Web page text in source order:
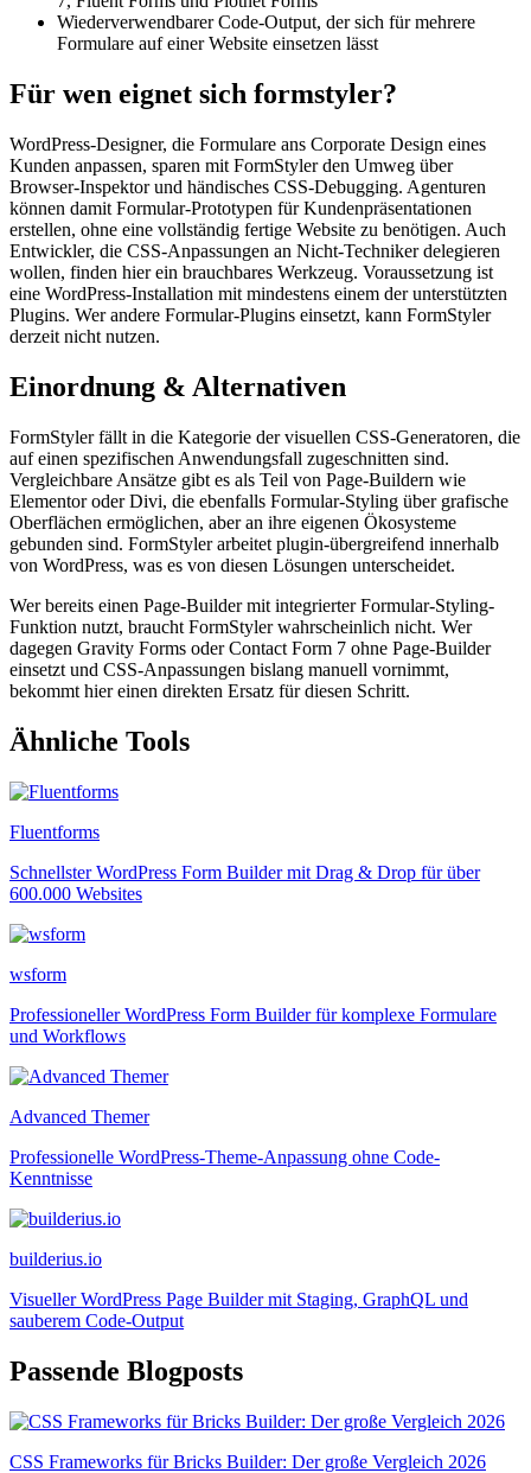
Wiederverwendbarer Code-Output, der sich für mehrere
Formulare auf einer Website einsetzen lässt
Für wen eignet sich formstyler?
WordPress-Designer, die Formulare ans Corporate Design eines
Kunden anpassen, sparen mit FormStyler den Umweg über
Browser-Inspektor und händisches CSS-Debugging. Agenturen
können damit Formular-Prototypen für Kundenpräsentationen
erstellen, ohne eine vollständig fertige Website zu benötigen. Auch
Entwickler, die CSS-Anpassungen an Nicht-Techniker delegieren
wollen, finden hier ein brauchbares Werkzeug. Voraussetzung ist
eine WordPress-Installation mit mindestens einem der unterstützten
Plugins. Wer andere Formular-Plugins einsetzt, kann FormStyler
derzeit nicht nutzen.
Einordnung & Alternativen
FormStyler fällt in die Kategorie der visuellen CSS-Generatoren, die
auf einen spezifischen Anwendungsfall zugeschnitten sind.
Vergleichbare Ansätze gibt es als Teil von Page-Buildern wie
Elementor oder Divi, die ebenfalls Formular-Styling über grafische
Oberflächen ermöglichen, aber an ihre eigenen Ökosysteme
gebunden sind. FormStyler arbeitet plugin-übergreifend innerhalb
von WordPress, was es von diesen Lösungen unterscheidet.
Wer bereits einen Page-Builder mit integrierter Formular-Styling-
Funktion nutzt, braucht FormStyler wahrscheinlich nicht. Wer
dagegen Gravity Forms oder Contact Form 7 ohne Page-Builder
einsetzt und CSS-Anpassungen bislang manuell vornimmt,
bekommt hier einen direkten Ersatz für diesen Schritt.
Ähnliche Tools
Fluentforms
Schnellster WordPress Form Builder mit Drag & Drop für über
600.000 Websites
wsform
Professioneller WordPress Form Builder für komplexe Formulare
und Workflows
Advanced Themer
Professionelle WordPress-Theme-Anpassung ohne Code-
Kenntnisse
builderius.io
Visueller WordPress Page Builder mit Staging, GraphQL und
sauberem Code-Output
Passende Blogposts
CSS Frameworks für Bricks Builder: Der große Vergleich 2026